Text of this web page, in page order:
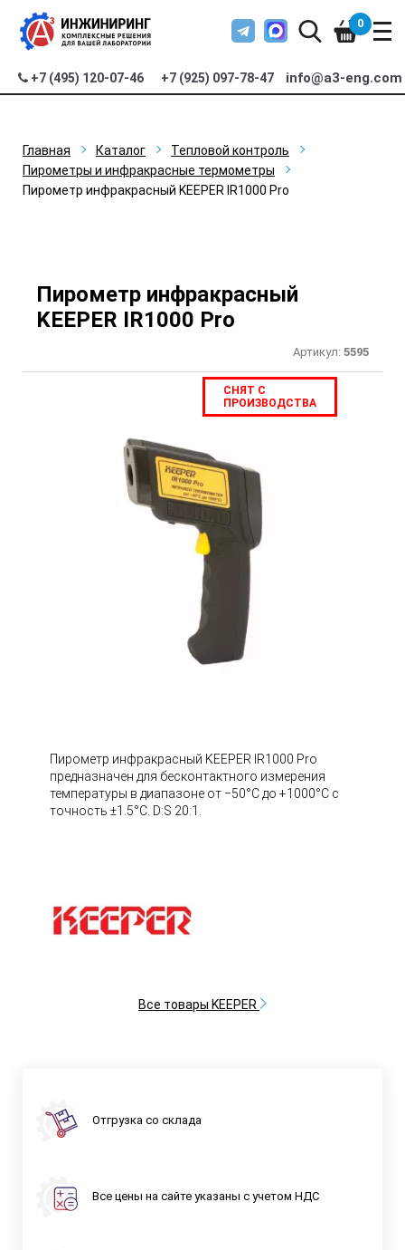
+7 (495) 120-07-46 +7 (925) 097-78-47 info@a3-eng.com
0
Главная Каталог
Тепловой контроль
Пирометры и инфракрасные термометры
Пирометр инфракрасный KEEPER IR1000 Pro
Пирометр инфракрасный
KEEPER IR1000 Pro
Артикул: 5595
СНЯТ С
ПРОИЗВОДСТВА
Пирометр инфракрасный KEEPER IR1000 Pro
предназначен для бесконтактного измерения
температуры в диапазоне от −50°С до +1000°С с
точность ±1.5°С. D:S 20:1.
Все товары KEEPER
Отгрузка со склада
Все цены на сайте указаны с учетом НДС